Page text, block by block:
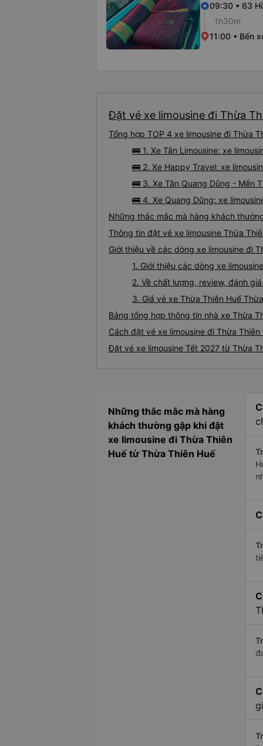
09:30 • 63
1h30m
11:00 • Bến
Đặt vé xe limousine đi Thừa
Tổng hợp TOP 4 xe limousine đi Thừa
🚌 1. Xe Tân Limousine: xe
🚌 2. Xe Happy Travel: xe
🚌 3. Xe Tân Quang Dũng - Mến
🚌 4. Xe Quang Dũng: xe
Những thắc mắc mà hàng khách
Thông tin đặt vé xe limousine Thừa
Giới thiệu về các dòng xe limousine đi
1. Giới thiệu các dòng xe
2. Về chất lượng, review, đánh
3. Giá vé xe Thừa Thiên Huế
Bảng tổng hợp thông tin nhà xe Thừa
Cách đặt vé xe limousine đi Thừa
Đặt vé xe limousine Tết 2027 từ Thừa
Những thắc mắc mà hàng
khách thường gặp khi đặt
xe limousine đi Thừa Thiên
Huế từ Thừa Thiên Huế